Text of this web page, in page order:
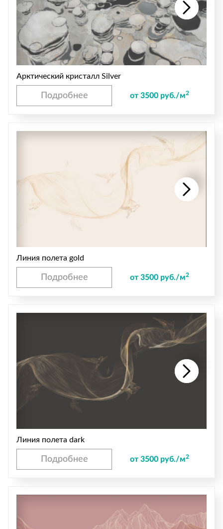
Арктический кристалл Silver
Подробнее от 3500 руб./м2
Линия полета gold
Подробнее от 3500 руб./м2
Линия полета dark
Подробнее от 3500 руб./м2